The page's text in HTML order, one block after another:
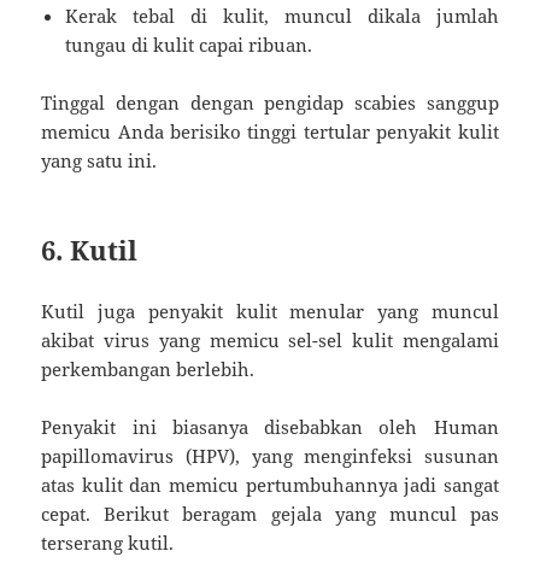
Kerak tebal di kulit, muncul dikala jumlah
tungau di kulit capai ribuan.
Tinggal dengan dengan pengidap scabies sanggup
memicu Anda berisiko tinggi tertular penyakit kulit
yang satu ini.
6. Kutil
Kutil juga penyakit kulit menular yang muncul
akibat virus yang memicu sel-sel kulit mengalami
perkembangan berlebih.
Penyakit ini biasanya disebabkan oleh Human
papillomavirus (HPV), yang menginfeksi susunan
atas kulit dan memicu pertumbuhannya jadi sangat
cepat. Berikut beragam gejala yang muncul pas
terserang kutil.